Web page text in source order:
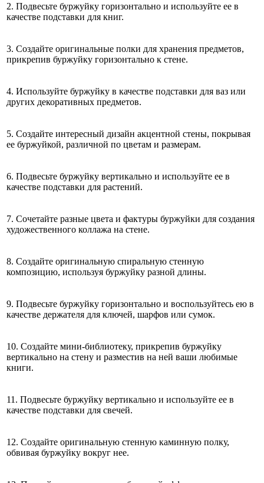
2. Подвесьте буржуйку горизонтально и используйте ее в
качестве подставки для книг.
3. Создайте оригинальные полки для хранения предметов,
прикрепив буржуйку горизонтально к стене.
4. Используйте буржуйку в качестве подставки для ваз или
других декоративных предметов.
5. Создайте интересный дизайн акцентной стены, покрывая
ее буржуйкой, различной по цветам и размерам.
6. Подвесьте буржуйку вертикально и используйте ее в
качестве подставки для растений.
7. Сочетайте разные цвета и фактуры буржуйки для создания
художественного коллажа на стене.
8. Создайте оригинальную спиральную стенную
композицию, используя буржуйку разной длины.
9. Подвесьте буржуйку горизонтально и воспользуйтесь ею в
качестве держателя для ключей, шарфов или сумок.
10. Создайте мини-библиотеку, прикрепив буржуйку
вертикально на стену и разместив на ней ваши любимые
книги.
11. Подвесьте буржуйку вертикально и используйте ее в
качестве подставки для свечей.
12. Создайте оригинальную стенную каминную полку,
обвивая буржуйку вокруг нее.